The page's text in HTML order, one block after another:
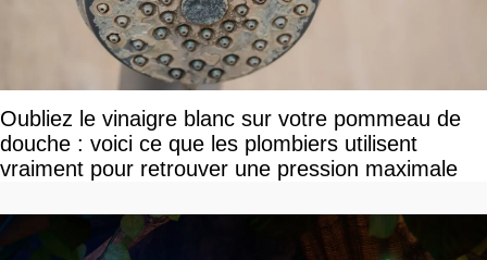
Oubliez le vinaigre blanc sur votre pommeau de
douche : voici ce que les plombiers utilisent
vraiment pour retrouver une pression maximale